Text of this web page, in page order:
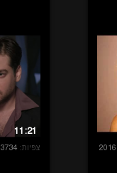
2016
11:21
צפיות: 3734